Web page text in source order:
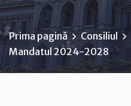
Prima pagină Consiliul
Mandatul 2024-2028